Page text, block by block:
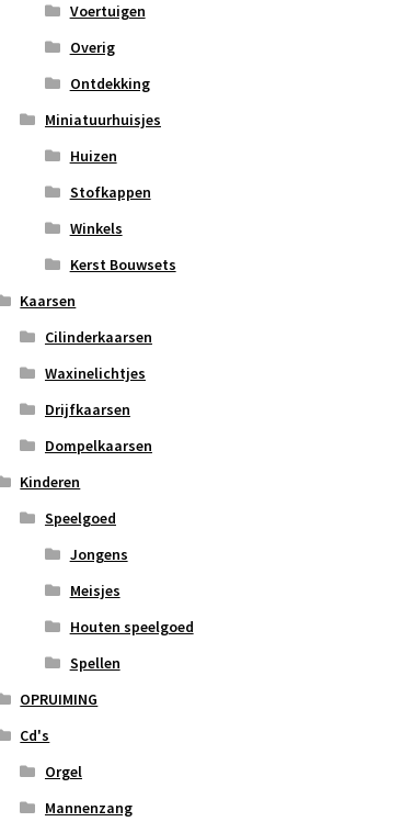
Voertuigen
Overig
Ontdekking
Miniatuurhuisjes
Huizen
Stofkappen
Winkels
Kerst Bouwsets
Kaarsen
Cilinderkaarsen
Waxinelichtjes
Drijfkaarsen
Dompelkaarsen
Kinderen
Speelgoed
Jongens
Meisjes
Houten speelgoed
Spellen
OPRUIMING
Cd's
Orgel
Mannenzang